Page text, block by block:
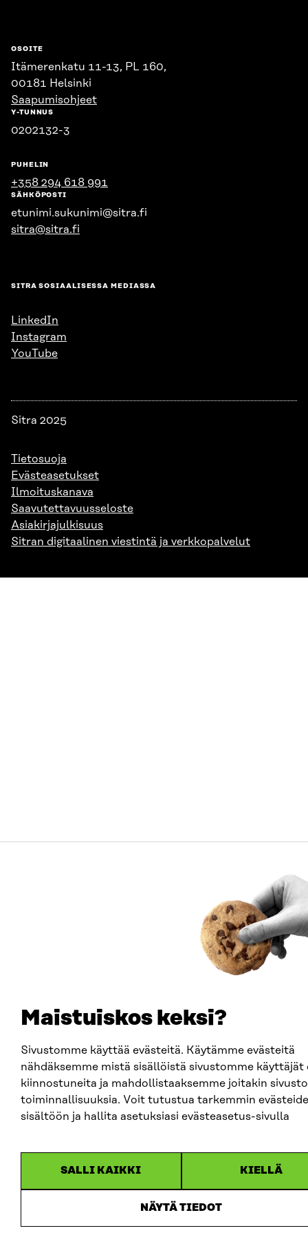
Maistuiskos keksi?
Sivustomme käyttää evästeitä. Käytämme evästeitä
nähdäksemme mistä sisällöistä sivustomme käyttäjät
kiinnostuneita ja mahdollistaaksemme joitakin
toiminnallisuuksia. Voit tutustua tarkemmin
sisältöön ja hallita asetuksiasi evästeasetus-sivulla
SALLI KAIKKI KIELLÄ
NÄYTÄ TIEDOT
OSOITE
Itämerenkatu 11-13, PL 160,
00181 Helsinki
Saapumisohjeet
Y-TUNNUS
0202132-3
PUHELIN
+358 294 618 991
SÄHKÖPOSTI
etunimi.sukunimi@sitra.fi
sitra@sitra.fi
SITRA SOSIAALISESSA MEDIASSA
LinkedIn
Instagram
YouTube
Sitra 2025
Tietosuoja
Evästeasetukset
Ilmoituskanava
Saavutettavuusseloste
Asiakirjajulkisuus
Sitran digitaalinen viestintä ja verkkopalvelut